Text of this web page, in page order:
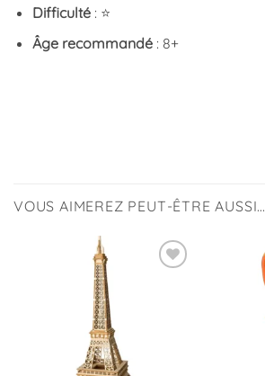
Difficulté: ⭐
Âge recommandé: 8+
VOUS AIMEREZ PEUT-ÊTRE AUSSI…